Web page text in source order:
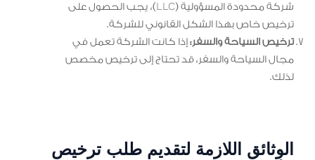
شركة محدودة المسؤولية (LLC)، يجب الحصول على
ترخيص خاص بهذا الشكل القانوني للشركة.
ترخيص السياحة والسفر:إذا كانت الشركة تعمل في
مجال السياحة والسفر، قد تحتاج إلى ترخيص مخصص
لذلك.
الوثائق اللازمة لتقديم طلب ترخيص